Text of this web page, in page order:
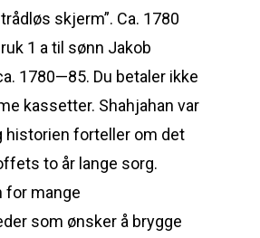
skjerm”. Ca. 1780
1 a til sønn Jakob
1780—85. Du betaler ikke
kassetter. Shahjahan var
historien forteller om det
to år lange sorg.
for mange
som ønsker å brygge